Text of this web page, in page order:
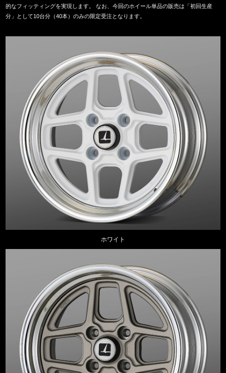
的なフィッティングを実現します。 なお、今回のホイール単品の販売は「初回生産
分」として10台分（40本）のみの限定受注となります。
ホワイト